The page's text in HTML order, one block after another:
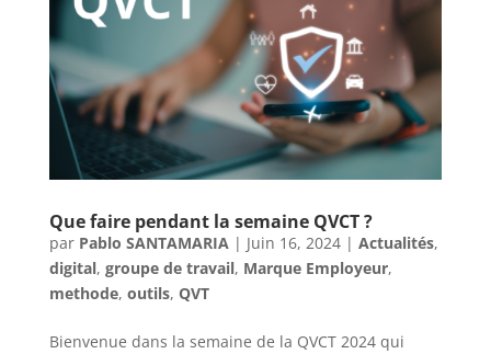
Que faire pendant la semaine QVCT ?
par Pablo SANTAMARIA | Juin 16, 2024| Actualités,
digital, groupe de travail, Marque Employeur,
methode, outils, QVT
Bienvenue dans la semaine de la QVCT 2024 qui